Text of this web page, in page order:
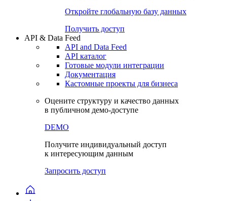
Откройте глобальную базу данных
Получить доступ
API & Data Feed
API and Data Feed
API каталог
Готовые модули интеграции
Документация
Кастомные проекты для бизнеса
Оцените структуру и качество данных
в публичном демо-доступе
DEMO
Получите индивидуальный доступ
к интересующим данным
Запросить доступ